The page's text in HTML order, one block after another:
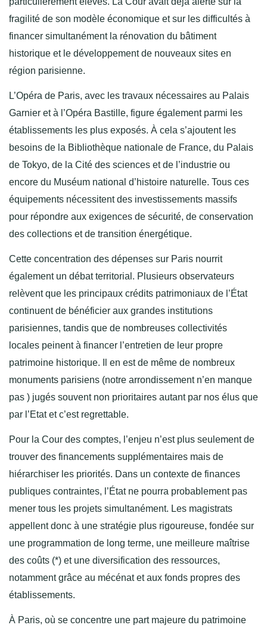
fragilité de son modèle économique et sur les difficultés à
financer simultanément la rénovation du bâtiment
historique et le développement de nouveaux sites en
région parisienne.
L’Opéra de Paris, avec les travaux nécessaires au Palais
Garnier et à l’Opéra Bastille, figure également parmi les
établissements les plus exposés. À cela s’ajoutent les
besoins de la Bibliothèque nationale de France, du Palais
de Tokyo, de la Cité des sciences et de l’industrie ou
encore du Muséum national d’histoire naturelle. Tous ces
équipements nécessitent des investissements massifs
pour répondre aux exigences de sécurité, de conservation
des collections et de transition énergétique.
Cette concentration des dépenses sur Paris nourrit
également un débat territorial. Plusieurs observateurs
relèvent que les principaux crédits patrimoniaux de l’État
continuent de bénéficier aux grandes institutions
parisiennes, tandis que de nombreuses collectivités
locales peinent à financer l’entretien de leur propre
patrimoine historique. Il en est de même de nombreux
monuments parisiens (notre arrondissement n’en manque
pas ) jugés souvent non prioritaires autant par nos élus que
par l’Etat et c’est regrettable.
Pour la Cour des comptes, l’enjeu n’est plus seulement de
trouver des financements supplémentaires mais de
hiérarchiser les priorités. Dans un contexte de finances
publiques contraintes, l’État ne pourra probablement pas
mener tous les projets simultanément. Les magistrats
appellent donc à une stratégie plus rigoureuse, fondée sur
une programmation de long terme, une meilleure maîtrise
des coûts (*) et une diversification des ressources,
notamment grâce au mécénat et aux fonds propres des
établissements.
À Paris, où se concentre une part majeure du patrimoine